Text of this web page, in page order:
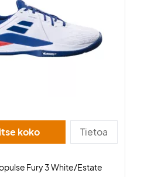
Valitse koko Tietoa
Fury 3 White/Estate